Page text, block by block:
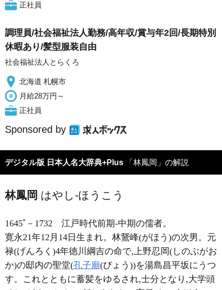
正社員
調理員/社会福祉法人勤務/高年収/賞与年2回/長期特別
休暇あり/髪型服装自由
社会福祉法人とらくろ
北海道 札幌市
月給28万円～
正社員
Sponsored by
デジタル版 日本人名大辞典+Plus 「林鳳岡」の解説
林鳳岡 はやし-ほうこう
1645* －1732 江戸時代前期-中期の儒者。
寛永21年12月14日生まれ。林鵞峰(がほう)の次男。元
禄(げんろく)4年徳川綱吉の命で,上野忍岡(しのぶがお
か)の邸内の聖堂(孔子廟(びょう))を湯島昌平坂にうつ
す。これとともに蓄髪をゆるされ,士分となり,大学頭